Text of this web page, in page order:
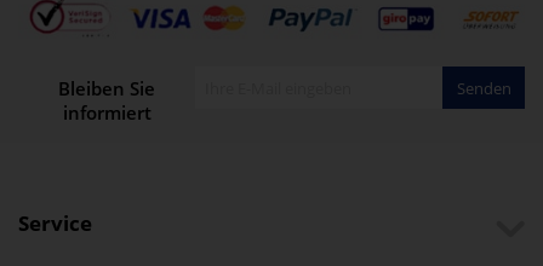
Bleiben Sie
informiert
Senden
Service